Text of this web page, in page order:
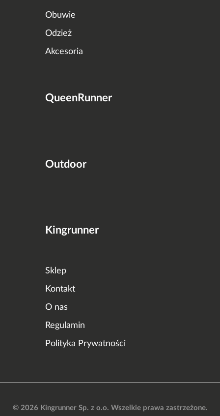
Obuwie
Odzież
Akcesoria
QueenRunner
Outdoor
Kingrunner
Sklep
Kontakt
O nas
Regulamin
Polityka Prywatności
© 2026 Kingrunner Sp. z o.o. Wszelkie prawa zastrzeżone.